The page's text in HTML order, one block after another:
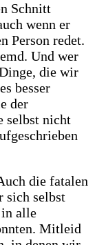
Schnitt
wenn er
Person redet.
Und wer
die wir
besser
der
selbst nicht
die fatalen
sich selbst
in alle
Mitleid